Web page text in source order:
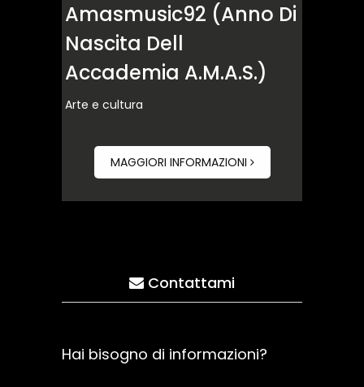
Amasmusic92 (anno Di
Nascita Dell
Accademia A.M.A.S.)
Arte e cultura
MAGGIORI INFORMAZIONI
Contattami
Hai bisogno di informazioni?